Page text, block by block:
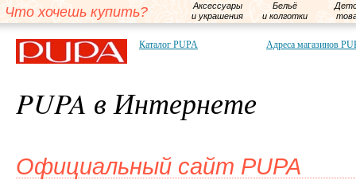
Что хочешь купить?
Аксессуары
и украшения
Бельё
и колготки
Каталог PUPA Адреса магазинов
PUPA в Интернете
Официальный сайт PUPA